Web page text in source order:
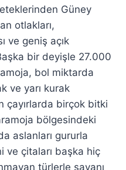
eteklerinden Güney
otlakları,
ve geniş açık
bir deyişle 27.000
bol miktarda
ve yarı kurak
çayırlarda birçok bitki
bölgesindeki
aslanları gururla
ve çitaları başka hiç
türlerle savanı